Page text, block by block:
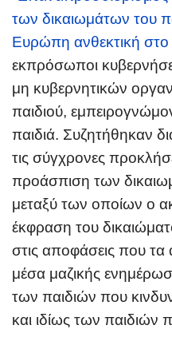
των δικαιωμάτων του
Ευρώπη ανθεκτική στο
εκπρόσωποι
μη κυβερνητικών
παιδιού,
παιδιά. Συζητήθηκαν
τις σύγχρονες
προάσπιση των
μεταξύ των οποίων ο
έκφραση του
στις αποφάσεις που
μέσα μαζικής
των παιδιών που
και ιδίως των